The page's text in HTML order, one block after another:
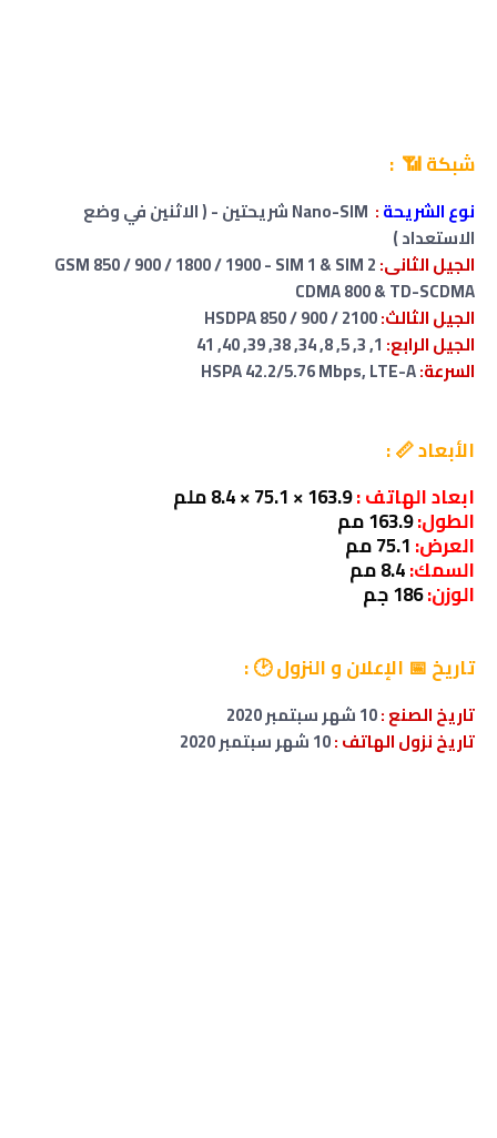
شبكة 📶 :
نوع الشريحة:
Nano-SIM شريحتين - ( الاثنين في وضع
الاستعداد )
الجيل الثانى:
CDMA 800 & TD-SCDMA
الجيل الثالث:HSDPA 850 / 900 / 2100
الجيل الرابع: 1, 3, 5, 8, 34, 38, 39, 40, 41
السرعة:HSPA 42.2/5.76 Mbps, LTE-A
الأبعاد 📏 :
ابعاد الهاتف :163.9 × 75.1 × 8.4 ملم
الطول:163.9 مم
العرض:
السمك:
الوزن:186 جم
تاريخ📅 الإعلان و النزول 🕑:
تاريخ الصنع :10 شهر سبتمبر 2020
تاريخ نزول الهاتف :10 شهر سبتمبر 2020